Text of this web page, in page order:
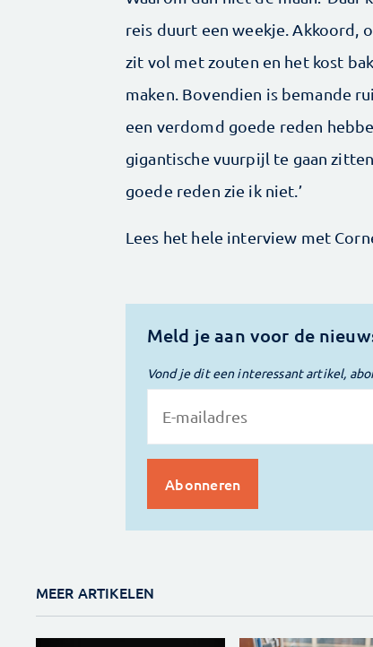
reis duurt een weekje. Akkoord,
zit vol met zouten en het kost
maken. Bovendien is bemande
een verdomd goede reden
gigantische vuurpijl te gaan
goede reden zie ik niet.’
Lees het hele interview met
Meld je aan voor de
Vond je dit een interessant artikel,
MEER ARTIKELEN